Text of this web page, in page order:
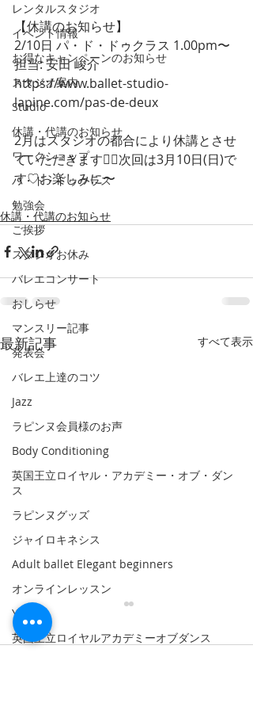
レンタルスタジオ
イベント情報
お得なキャンペーンのお知らせ
スタジオ案内
Studio
休講・代講のお知らせ
ワークショップ
パ・ド・ドゥクラス
勉強会
ご挨拶
スタジオお休み
バレエコンサート
おしらせ
マンスリー記事
発表会
バレエ上達のコツ
Jazz
ラピンヌ会員様のお声
Body Conditioning
英国王立ロイヤル・アカデミー・オブ・ダン
ス
ラピンヌグッズ
ジャイロキネシス
Adult ballet Elegant beginners
オンラインレッスン
Yoga
英国王立ロイヤルアカデミーオブダンス
【休講のお知らせ】
2/10日 パ・ド・ドゥクラス 1.00pm〜
担当: 安田 峻介
https://www.ballet-studio-
lapine.com/pas-de-deux
2月はスタジオの都合により休講とさせ
ていただきます🙇‍♀️次回は3月10日(日)で
す♡お楽しみに〜
休講・代講のお知らせ
最新記事 すべて表示
9/9月♢本日台風の影響に
より休講です